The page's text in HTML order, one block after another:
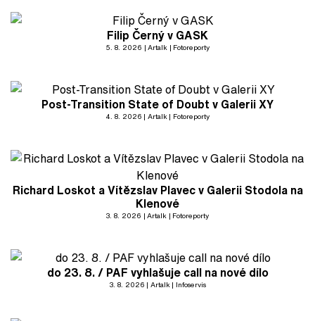
Filip Černý v GASK
5. 8. 2026 Artalk Fotoreporty
Post-Transition State of Doubt v Galerii XY
4. 8. 2026 Artalk Fotoreporty
Richard Loskot a Vítězslav Plavec v Galerii Stodola na
Klenové
3. 8. 2026 Artalk Fotoreporty
do 23. 8. / PAF vyhlašuje call na nové dílo
3. 8. 2026 Artalk Infoservis